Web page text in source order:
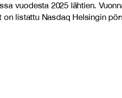
vuodesta 2025 lähtien.
listattu Nasdaq Helsingin